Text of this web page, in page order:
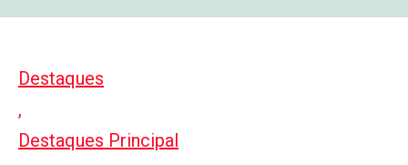
Destaques
,
Destaques Principal